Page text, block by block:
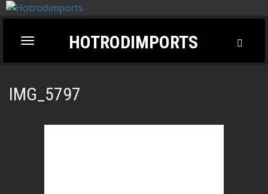
Toggle
navigation
HOTRODIMPORTS
IMG_5797